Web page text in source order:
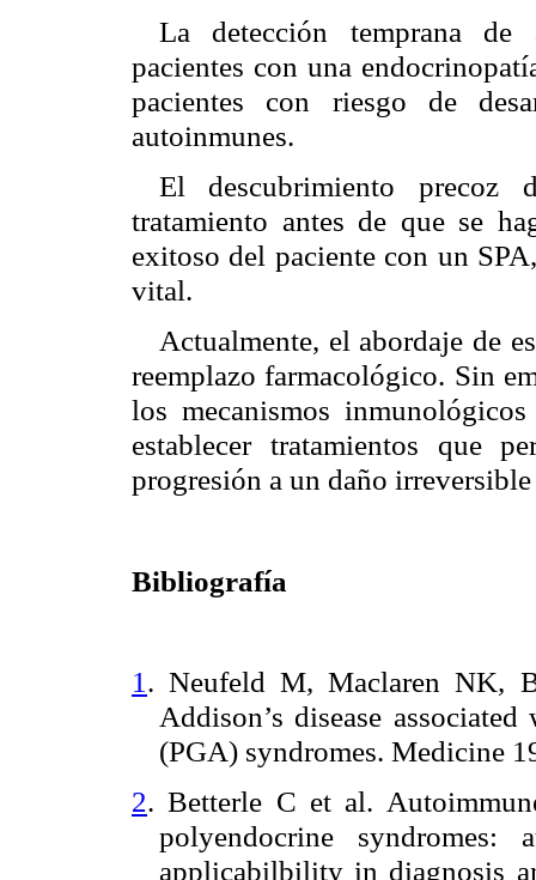
La detección temprana de
pacientes con una
pacientes con riesgo de
autoinmunes.
El descubrimiento precoz
tratamiento antes de que se
exitoso del paciente con un
vital.
Actualmente, el abordaje de
reemplazo farmacológico. Sin
los mecanismos
establecer tratamientos que
progresión a un daño
Bibliografía
1 . Neufeld M, Maclaren NK,
Addison’s disease
(PGA) syndromes. Medicine
2. Betterle C et al.
polyendocrine syndromes:
applicabilbility in diagnosis